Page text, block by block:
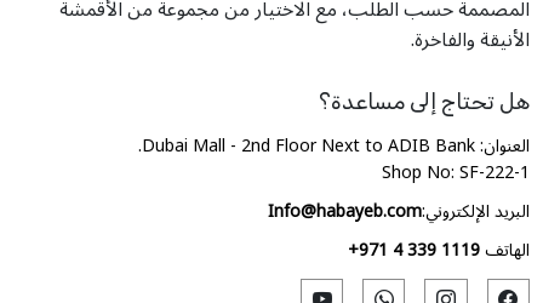
المصممة حسب الطلب، مع الاختيار من مجموعة من الأقمشة
الأنيقة والفاخرة.
هل تحتاج إلى مساعدة؟
العنوان: Dubai Mall - 2nd Floor Next to ADIB Bank.
Shop No: SF-222-1
البريد الإلكتروني:Info@habayeb.com
الهاتف+971 4 339 1119